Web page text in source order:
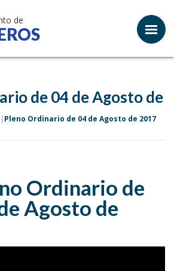
de
de 04 de Agosto de
Pleno Ordinario de 04 de Agosto de 2017
Ordinario de
Agosto de